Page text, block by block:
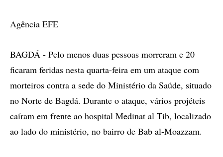
Agência EFE
BAGDÁ - Pelo menos duas pessoas morreram e 20
ficaram feridas nesta quarta-feira em um ataque com
morteiros contra a sede do Ministério da Saúde, situado
no Norte de Bagdá. Durante o ataque, vários projéteis
caíram em frente ao hospital Medinat al Tib, localizado
ao lado do ministério, no bairro de Bab al-Moazzam.